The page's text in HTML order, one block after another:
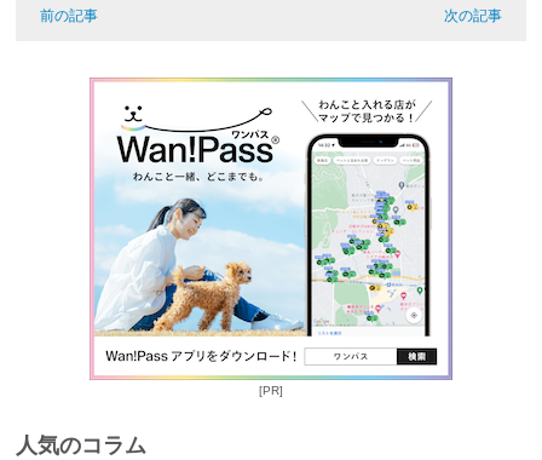
前の記事 次の記事
[PR]
人気のコラム